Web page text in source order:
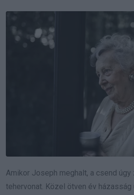
Amikor Joseph meghalt, a csend úgy
tehervonat. Közel ötven év házasság